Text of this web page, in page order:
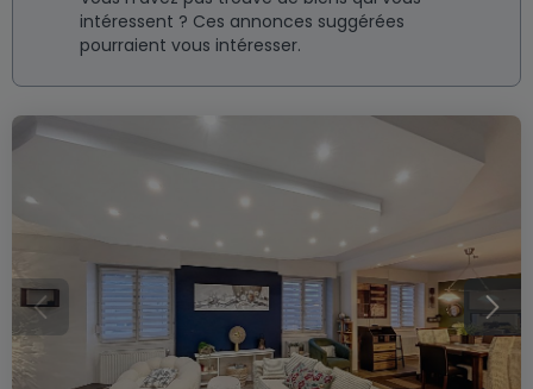
intéressent ? Ces annonces suggérées
pourraient vous intéresser.